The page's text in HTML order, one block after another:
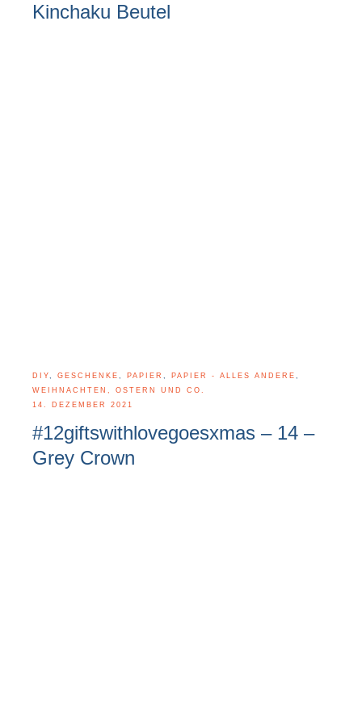
Kinchaku Beutel
DIY GESCHENKE PAPIER PAPIER - ALLES ANDERE
WEIHNACHTEN, OSTERN UND CO.
14. DEZEMBER 2021
#12giftswithlovegoesxmas – 14 –
Grey Crown